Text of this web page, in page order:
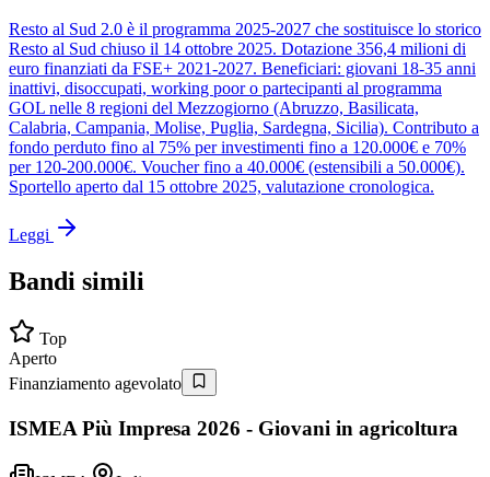
Resto al Sud 2.0 è il programma 2025-2027 che sostituisce lo storico
Resto al Sud chiuso il 14 ottobre 2025. Dotazione 356,4 milioni di
euro finanziati da FSE+ 2021-2027. Beneficiari: giovani 18-35 anni
inattivi, disoccupati, working poor o partecipanti al programma
GOL nelle 8 regioni del Mezzogiorno (Abruzzo, Basilicata,
Calabria, Campania, Molise, Puglia, Sardegna, Sicilia). Contributo a
fondo perduto fino al 75% per investimenti fino a 120.000€ e 70%
per 120-200.000€. Voucher fino a 40.000€ (estensibili a 50.000€).
Sportello aperto dal 15 ottobre 2025, valutazione cronologica.
Leggi
Bandi simili
Top
Aperto
Finanziamento agevolato
ISMEA Più Impresa 2026 - Giovani in agricoltura